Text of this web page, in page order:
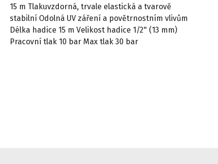
15 m Tlakuvzdorná, trvale elastická a tvarově
stabilní Odolná UV záření a povětrnostním vlivům
Délka hadice 15 m Velikost hadice 1/2" (13 mm)
Pracovní tlak 10 bar Max tlak 30 bar